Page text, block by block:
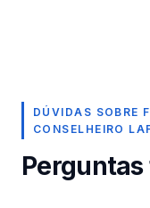
DÚVIDAS SOBRE
CONSELHEIRO